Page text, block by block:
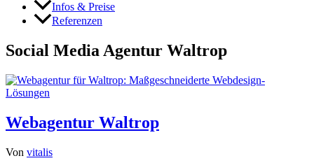
Infos & Preise
Referenzen
Social Media Agentur Waltrop
Webagentur Waltrop
Von vitalis